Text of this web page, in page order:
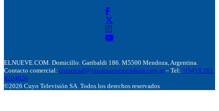
ELNUEVE.COM. Domicillo: Garibaldi 186. M5500 Mendoza, Argentina.
Contacto comercial: comercial@canalnuevemendoza.com.ar – Tel: +(54) 9 261
4204020
©2026 Cuyo Televisión SA. Todos los derechos reservados